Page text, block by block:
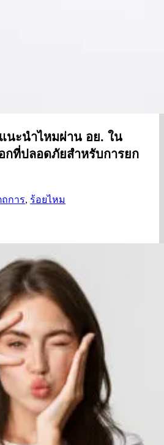
นะนำไหมผ่าน อย. ใน
กที่ปลอดภัยสำหรับการยก
การ, ร้อยไหม